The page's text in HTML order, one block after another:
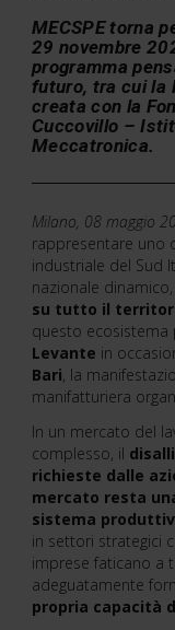
MECSPE torna
29 novembre
programma
futuro, tra cui la
creata con la
Cuccovillo –
Meccatronica.
Milano, 08 maggio
rappresentare uno
industriale del Sud
nazionale
su tutto il
questo ecosistema
Levante in
Bari , la
manifatturiera
In un mercato del
complesso, il
richieste dalle
mercato resta
sistema
in settori strategici
imprese faticano a
adeguatamente
propria capacità